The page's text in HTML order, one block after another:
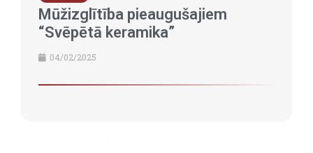
Mūžizglītība pieaugušajiem
“Svēpētā keramika”
04/02/2025